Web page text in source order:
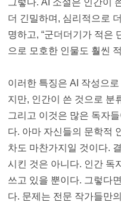
그렇다. AI 소설은 인간이
더 긴밀하며, 심리적으로
명하고, “군더더기가 적은
으로 모호한 인물도 훨씬
이러한 특징은 AI 작성으
지만, 인간이 쓴 것으로 분
그리고 이것은 많은 독자
다. 아마 자신들의 문학적
차도 마찬가지일 것이다.
시킨 것은 아니다. 인간 독
쓰고 있을 뿐이다. 그렇다
다. 문제는 전문 작가들만